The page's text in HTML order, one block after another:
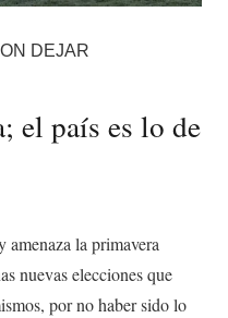
DEJAR
el país es lo de
amenaza la primavera
nuevas elecciones que
por no haber sido lo